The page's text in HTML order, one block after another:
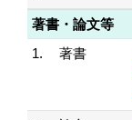
著書・論文等
1.
著書